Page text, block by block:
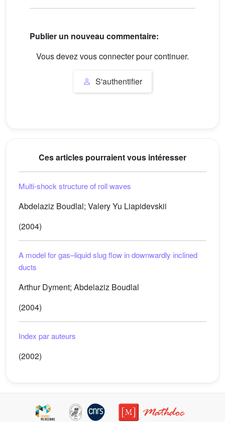
Publier un nouveau commentaire:
Vous devez vous connecter pour continuer.
S'authentifier
Ces articles pourraient vous intéresser
Multi-shock structure of roll waves
Abdelaziz Boudlal; Valery Yu Liapidevskii
(2004)
A model for gas–liquid slug flow in downwardly inclined
ducts
Arthur Dyment; Abdelaziz Boudlal
(2004)
Index par auteurs
(2002)